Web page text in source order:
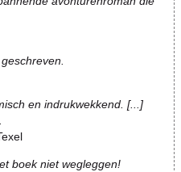
en indrukwekkend. [...]
boek niet wegleggen!